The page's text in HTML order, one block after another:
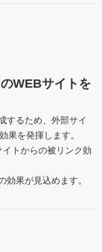
WEBサイトを
するため、外部サイ
果を発揮します。
トからの被リンク効
果が見込めます。